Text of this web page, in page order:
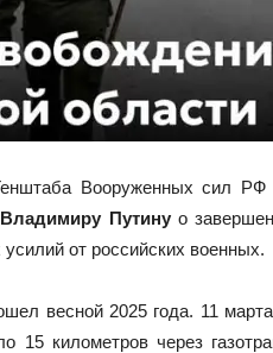
Вооруженных сил РФ
Владимиру Путинуо
от российских военных.
весной 2025 года. 11
15 километров через